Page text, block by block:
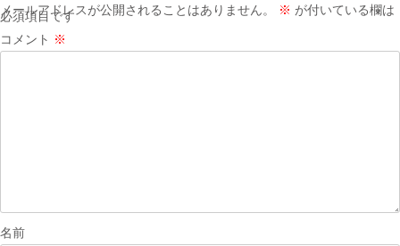
ゲ
ー
メールアドレスが公開されることはありません。 ※ が付いている欄は
必須項目です
コメント ※
名前